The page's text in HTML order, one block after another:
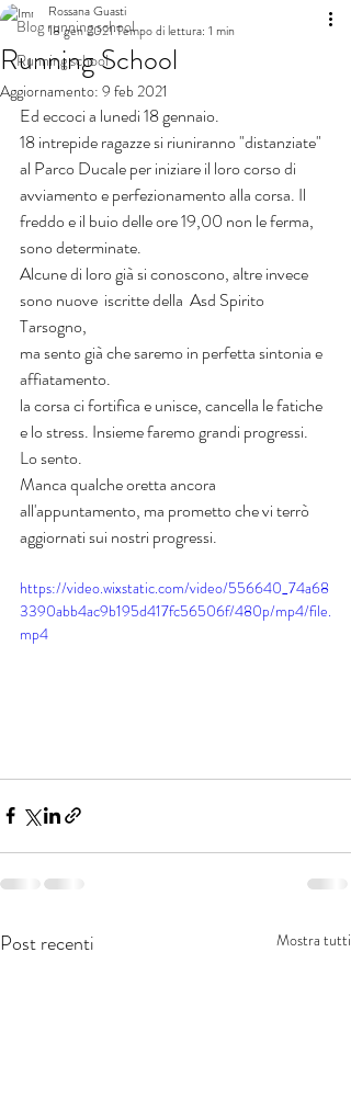
Blog running school
Running school
Running School
Rossana Guasti
18 gen 2021Tempo di lettura: 1 min
Aggiornamento: 9 feb 2021
Ed eccoci a lunedi 18 gennaio.
18 intrepide ragazze si riuniranno "distanziate"
al Parco Ducale per iniziare il loro corso di
avviamento e perfezionamento alla corsa. Il
freddo e il buio delle ore 19,00 non le ferma,
sono determinate.
Alcune di loro già si conoscono, altre invece
sono nuove  iscritte della  Asd Spirito
Tarsogno,
ma sento già che saremo in perfetta sintonia e
affiatamento.
la corsa ci fortifica e unisce, cancella le fatiche
e lo stress. Insieme faremo grandi progressi.
Lo sento.
Manca qualche oretta ancora
all'appuntamento, ma prometto che vi terrò
aggiornati sui nostri progressi.
https://video.wixstatic.com/video/556640_74a68
3390abb4ac9b195d417fc56506f/480p/mp4/file.
mp4
Post recenti Mostra tutti